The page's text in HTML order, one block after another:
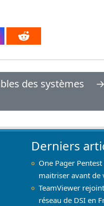
des systèmes
→
Derniers
One Pager
maitriser avant de
TeamViewer
réseau de DSI en